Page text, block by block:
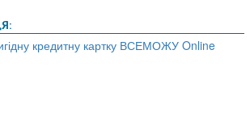
кредитну картку ВСЕМОЖУ Online